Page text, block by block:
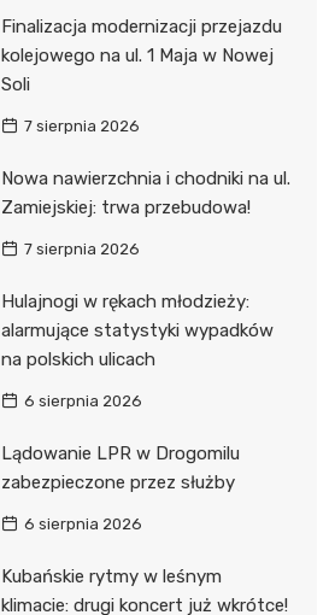
Finalizacja modernizacji przejazdu
kolejowego na ul. 1 Maja w Nowej
Soli
7 sierpnia 2026
Nowa nawierzchnia i chodniki na ul.
Zamiejskiej: trwa przebudowa!
7 sierpnia 2026
Hulajnogi w rękach młodzieży:
alarmujące statystyki wypadków
na polskich ulicach
6 sierpnia 2026
Lądowanie LPR w Drogomilu
zabezpieczone przez służby
6 sierpnia 2026
Kubańskie rytmy w leśnym
klimacie: drugi koncert już wkrótce!